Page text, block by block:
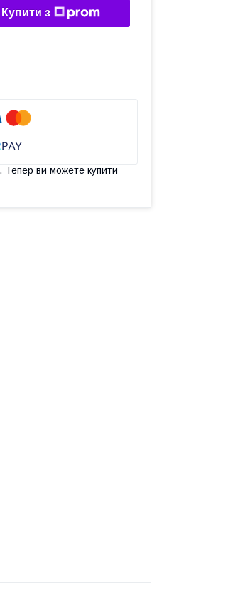
Купити з
Тепер ви можете купити